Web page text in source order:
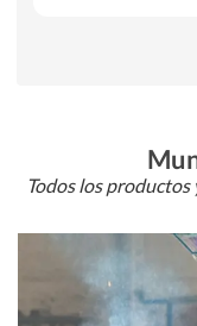
Todos los productos